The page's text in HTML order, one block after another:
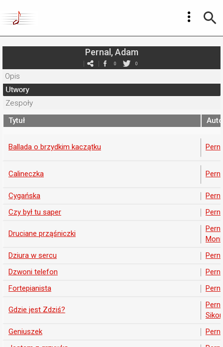
Pernal, Adam
0 0
Opis
Utwory
Zespoły
Tytuł
Ballada o brzydkim kaczątku
Calineczka
Cygańska
Czy był tu saper
Druciane prząśniczki
Dziura w sercu
Dzwoni telefon
Fortepianista
Gdzie jest Zdziś?
Geniuszek